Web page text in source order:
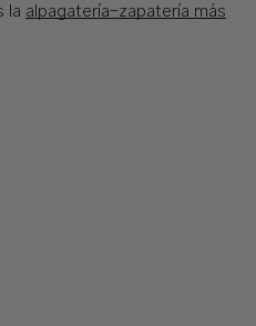
la alpagatería-zapatería más